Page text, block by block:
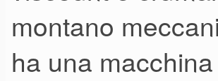
montano
ha una